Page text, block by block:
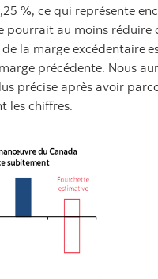
%, ce qui représente
pourrait au moins réduire
la marge excédentaire
précédente. Nous
précise après avoir
les chiffres.